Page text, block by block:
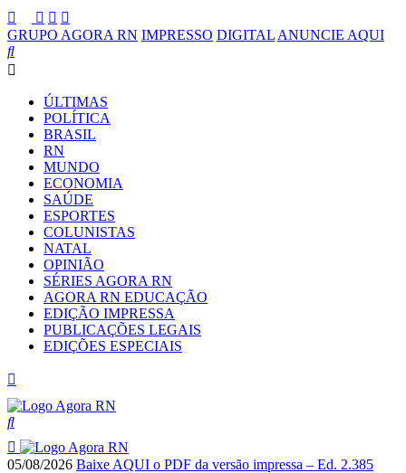
GRUPO AGORA RN IMPRESSO DIGITAL ANUNCIE AQUI
ÚLTIMAS
POLÍTICA
BRASIL
RN
MUNDO
ECONOMIA
SAÚDE
ESPORTES
COLUNISTAS
NATAL
OPINIÃO
SÉRIES AGORA RN
AGORA RN EDUCAÇÃO
EDIÇÃO IMPRESSA
PUBLICAÇÕES LEGAIS
EDIÇÕES ESPECIAIS
05/08/2026 Baixe AQUI o PDF da versão impressa – Ed. 2.385